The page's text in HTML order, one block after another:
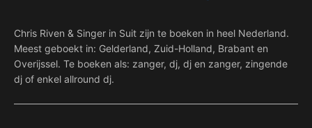
Chris Riven & Singer in Suit zijn te boeken in heel Nederland.
Meest geboekt in: Gelderland, Zuid-Holland, Brabant en
Overijssel. Te boeken als: zanger, dj, dj en zanger, zingende
dj of enkel allround dj.